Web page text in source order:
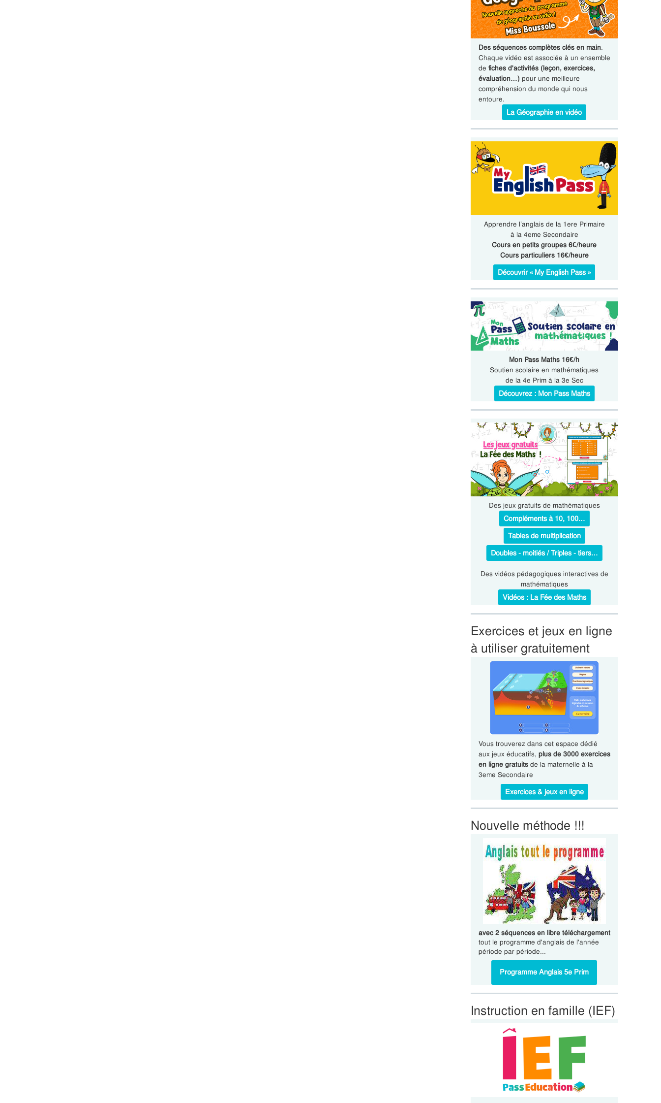
Des séquences complètes clés en main.
Chaque vidéo est associée à un ensemble
de fiches d'activités (leçon, exercices,
évaluation…) pour une meilleure
compréhension du monde qui nous
entoure.
La Géographie en vidéo
Apprendre l’anglais de la 1ere Primaire
à la 4eme Secondaire
Cours en petits groupes 6€/heure
Cours particuliers 16€/heure
Découvrir « My English Pass »
Mon Pass Maths 16€/h
Soutien scolaire en mathématiques
de la 4e Prim à la 3e Sec
Découvrez : Mon Pass Maths
Des jeux gratuits de mathématiques
Compléments à 10, 100…
Tables de multiplication
Doubles - moitiés / Triples - tiers…
Des vidéos pédagogiques interactives de
mathématiques
Vidéos : La Fée des Maths
Exercices et jeux en ligne
à utiliser gratuitement
Vous trouverez dans cet espace dédié
aux jeux éducatifs, plus de 3000 exercices
en ligne gratuitsde la maternelle à la
3eme Secondaire
Exercices & jeux en ligne
Nouvelle méthode !!!
avec 2 séquences en libre téléchargement
tout le programme d'anglais de l'année
période par période...
Programme Anglais 5e Prim
Instruction en famille (IEF)